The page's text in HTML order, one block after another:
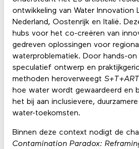
ontwikkeling van Water Innovation
Nederland, Oostenrijk en Italië.
hubs voor het co-creëren van
gedreven oplossingen voor
waterproblematiek. Door hands-on
speculatief ontwerp en
methoden heroverweegt
hoe water wordt gewaardeerd en
het bij aan inclusievere,
water-toekomsten.
Binnen deze context nodigt de
Contamination Paradox: